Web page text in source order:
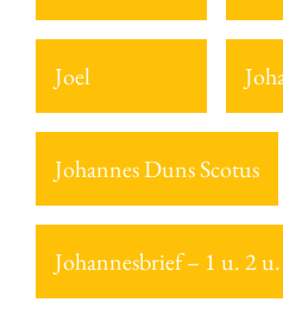
Joel
Johannes Duns Scotus
Johannesbrief – 1 u. 2